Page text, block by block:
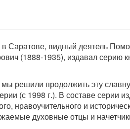
Саратове, видный деятель
(1888-1935), издавал серию
решили продолжить эту
(с 1998 г.). В составе серии
нравоучительного и
духовные отцы и